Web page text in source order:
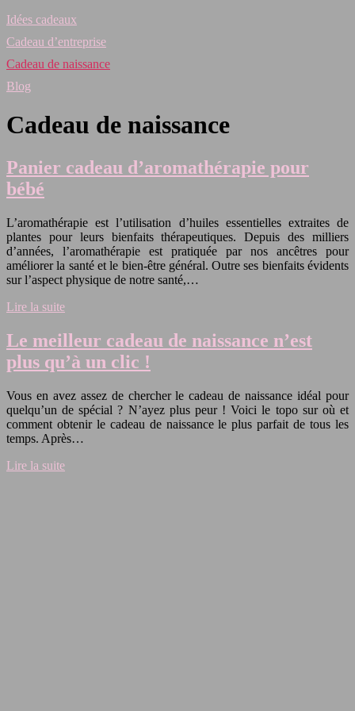
Idées cadeaux
Cadeau d’entreprise
Cadeau de naissance
Blog
Cadeau de naissance
Panier cadeau d’aromathérapie pour
bébé
L’aromathérapie est l’utilisation d’huiles essentielles extraites de
plantes pour leurs bienfaits thérapeutiques. Depuis des milliers
d’années, l’aromathérapie est pratiquée par nos ancêtres pour
améliorer la santé et le bien-être général. Outre ses bienfaits évidents
sur l’aspect physique de notre santé,…
Lire la suite
Le meilleur cadeau de naissance n’est
plus qu’à un clic !
Vous en avez assez de chercher le cadeau de naissance idéal pour
quelqu’un de spécial ? N’ayez plus peur ! Voici le topo sur où et
comment obtenir le cadeau de naissance le plus parfait de tous les
temps. Après…
Lire la suite